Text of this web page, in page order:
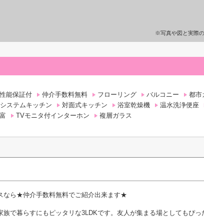
※写真や図と実際
能保証付 仲介手数料無料 フローリング バルコニー 都市
システムキッチン 対面式キッチン 浴室乾燥機 温水洗浄便座
TVモニタ付インターホン 複層ガラス
なら★仲介手数料無料でご紹介出来ます★
族で暮らすにもピッタリな3LDKです。友人が集まる場としてもぴっ